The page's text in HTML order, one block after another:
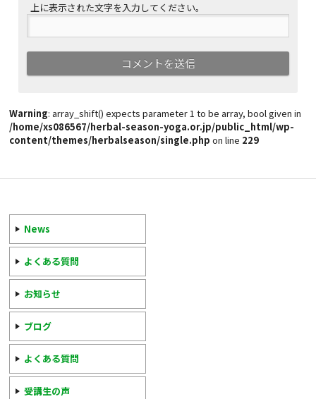
上に表示された文字を入力してください。
Warning: array_shift() expects parameter 1 to be array, bool given in
/home/xs086567/herbal-season-yoga.or.jp/public_html/wp-
content/themes/herbalseason/single.php on line 229
News
よくある質問
お知らせ
ブログ
よくある質問
受講生の声